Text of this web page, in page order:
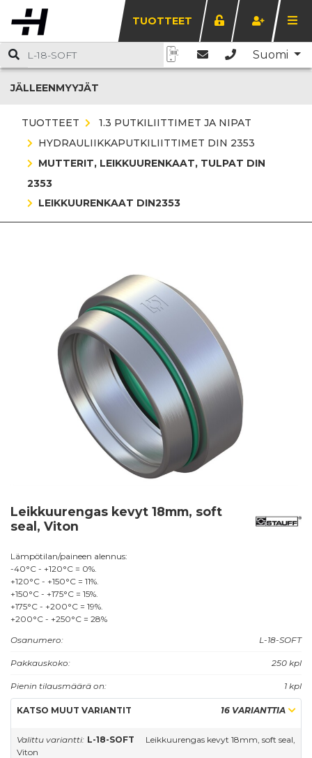
TUOTTEET
Suomi
JÄLLEENMYYJÄT
TUOTTEET
1.3 PUTKILIITTIMET JA NIPAT
HYDRAULIIKKAPUTKILIITTIMET DIN 2353
MUTTERIT, LEIKKUURENKAAT, TULPAT DIN
2353
LEIKKUURENKAAT DIN2353
Leikkuurengas kevyt 18mm, soft
seal, Viton
Lämpötilan/paineen alennus:
-40°C - +120°C = 0%.
+120°C - +150°C = 11%.
+150°C - +175°C = 15%.
+175°C - +200°C = 19%.
+200°C - +250°C = 28%
Osanumero:
L-18-SOFT
Pakkauskoko: 250 kpl
Pienin tilausmäärä on: 1 kpl
KATSO MUUT VARIANTIT 16 VARIANTTIA
Valittu variantti: L-18-SOFT
Leikkuurengas kevyt 18mm, soft seal,
Viton